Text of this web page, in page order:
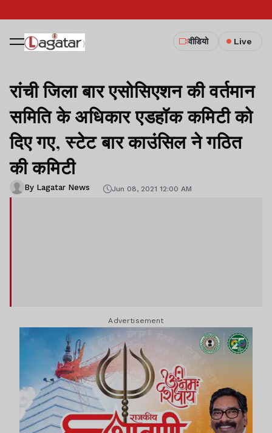
वीडियो Live
रांची जिला बार एसोसिएशन की वर्तमान
समिति के अधिकार एडहॉक कमिटी को
दिए गए, स्टेट बार काउंसिल ने गठित
की कमिटी
By Lagatar News Jun 08, 2021 12:00 AM
Advertisement